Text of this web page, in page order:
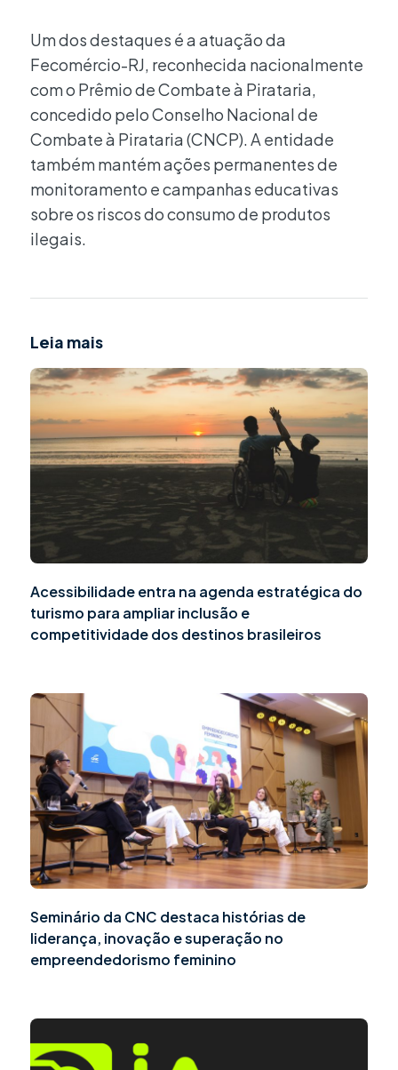
Um dos destaques é a atuação da
Fecomércio-RJ, reconhecida nacionalmente
com o Prêmio de Combate à Pirataria,
concedido pelo Conselho Nacional de
Combate à Pirataria (CNCP). A entidade
também mantém ações permanentes de
monitoramento e campanhas educativas
sobre os riscos do consumo de produtos
ilegais.
Leia mais
Acessibilidade entra na agenda estratégica do
turismo para ampliar inclusão e
competitividade dos destinos brasileiros
Seminário da CNC destaca histórias de
liderança, inovação e superação no
empreendedorismo feminino